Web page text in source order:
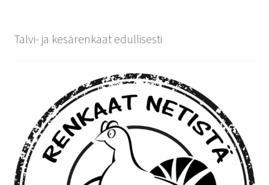
Talvi- ja kesärenkaat edullisesti